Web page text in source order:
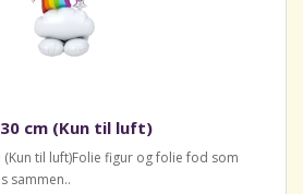
cm (Kun til luft)
til luft)Folie figur og folie fod som
sammen..